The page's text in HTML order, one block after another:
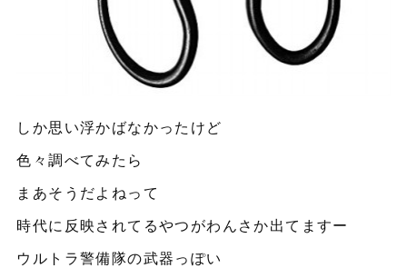
しか思い浮かばなかったけど
色々調べてみたら
まあそうだよねって
時代に反映されてるやつがわんさか出てますー
ウルトラ警備隊の武器っぽい